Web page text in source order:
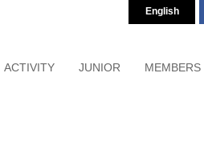
ACTIVITY JUNIOR MEMBERS
English